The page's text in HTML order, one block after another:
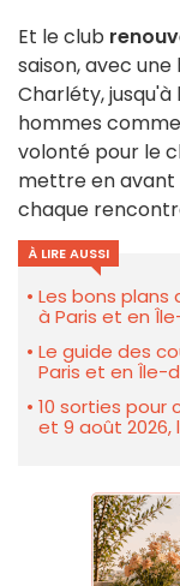
Et le club
saison, avec
Charléty, jusqu'à
hommes
volonté pour le
mettre en avant
chaque
À LIRE AUSSI
Les bons plans
à Paris et en
Le guide des
Paris et en Île-
10 sorties pour
et 9 août 2026,